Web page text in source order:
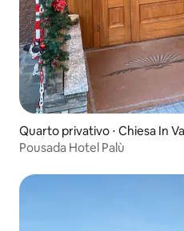
Quarto privativo ⋅ Chiesa In
Pousada Hotel Palù